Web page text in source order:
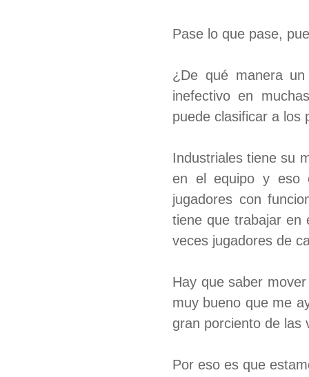
Pase lo que pase,
¿De qué manera
inefectivo en
puede clasificar a los
Industriales tiene su
en el equipo y eso
jugadores con
tiene que trabajar en
veces jugadores de
Hay que saber
muy bueno que me
gran porciento de las
Por eso es que